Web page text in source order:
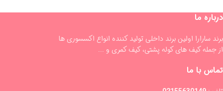
درباره ما
برند سارارا اولین برند داخلی تولید کننده انواع اکسسوری ها
از جمله کیف های کوله پشتی، کیف کمری و ...
تماس با ما